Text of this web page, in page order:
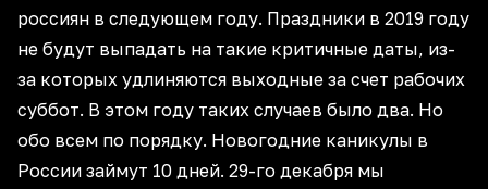
россиян в следующем году. Праздники в 2019 году
не будут выпадать на такие критичные даты, из-
за которых удлиняются выходные за счет рабочих
суббот. В этом году таких случаев было два. Но
обо всем по порядку. Новогодние каникулы в
России займут 10 дней. 29-го декабря мы